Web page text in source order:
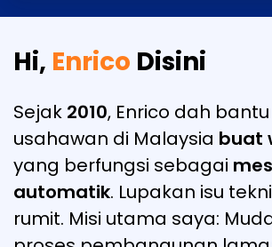
Hi, Enrico Disini
Sejak 2010, Enrico dah
usahawan di Malaysia buat
yang berfungsi sebagai
automatik. Lupakan isu
rumit. Misi utama saya: